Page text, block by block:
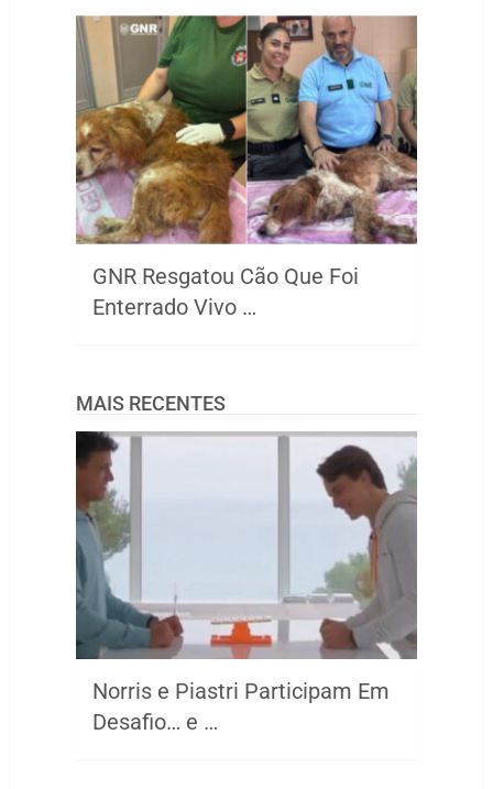
GNR Resgatou Cão Que Foi
Enterrado Vivo …
MAIS RECENTES
Norris e Piastri Participam Em
Desafio… e …